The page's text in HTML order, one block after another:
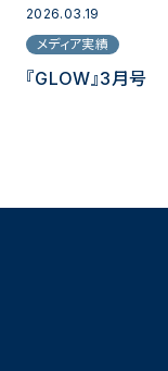
2026.03.19
メディア実績
『GLOW』3月号